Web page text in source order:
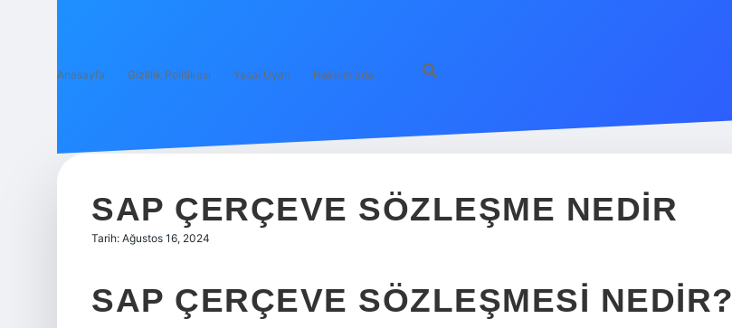
Anasayfa Gizlilik Politikası Yasal Uyarı Hakkımızda
SAP ÇERÇEVE SÖZLEŞME NEDIR
Tarih: Ağustos 16, 2024
SAP ÇERÇEVE SÖZLEŞMESI NEDIR?